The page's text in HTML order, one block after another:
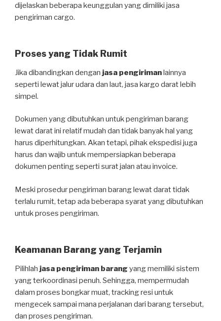
dijelaskan beberapa keunggulan yang dimiliki jasa
pengiriman cargo.
Proses yang Tidak Rumit
Jika dibandingkan dengan jasa pengirimanlainnya
seperti lewat jalur udara dan laut, jasa kargo darat lebih
simpel.
Dokumen yang dibutuhkan untuk pengiriman barang
lewat darat ini relatif mudah dan tidak banyak hal yang
harus diperhitungkan. Akan tetapi, pihak ekspedisi juga
harus dan wajib untuk mempersiapkan beberapa
dokumen penting seperti surat jalan atau invoice.
Meski prosedur pengiriman barang lewat darat tidak
terlalu rumit, tetap ada beberapa syarat yang dibutuhkan
untuk proses pengiriman.
Keamanan Barang yang Terjamin
Pilihlah jasa pengiriman barang yang memiliki sistem
yang terkoordinasi penuh. Sehingga, mempermudah
dalam proses bongkar muat, tracking resi untuk
mengecek sampai mana perjalanan dari barang tersebut,
dan proses pengiriman.